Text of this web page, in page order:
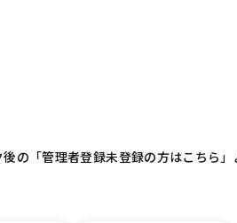
の「管理者登録未登録の方はこちら」